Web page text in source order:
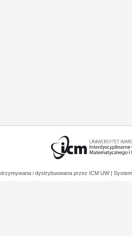
i dystrybuowana przez ICM UW |